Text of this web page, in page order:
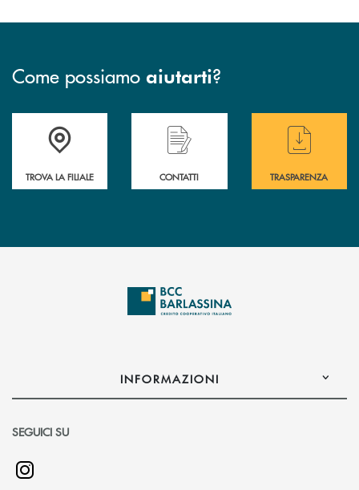
Come possiamo aiutarti?
Accedi all' elenco completo delle filiali di BCC Barlassina.
TROVA LA FILIALE
Hai bisogno di assistenza immediata ?
CONTATTI
Hai bisogno di
TRASPARENZA
INFORMAZIONI
SEGUICI SU